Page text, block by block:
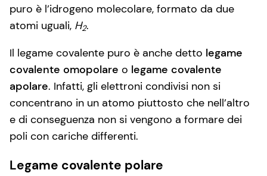
puro è l’idrogeno molecolare, formato da due
atomi uguali, H2.
Il legame covalente puro è anche detto legame
covalente omopolare o legame covalente
apolare. Infatti, gli elettroni condivisi non si
concentrano in un atomo piuttosto che nell’altro
e di conseguenza non si vengono a formare dei
poli con cariche differenti.
Legame covalente polare